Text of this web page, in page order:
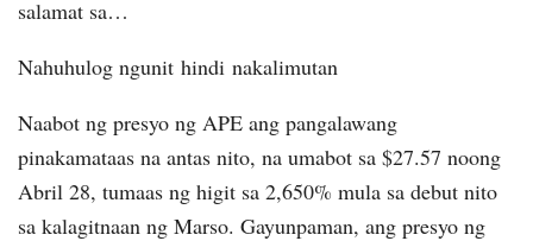
salamat sa…
Nahuhulog ngunit hindi nakalimutan
Naabot ng presyo ng APE ang pangalawang
pinakamataas na antas nito, na umabot sa $27.57 noong
Abril 28, tumaas ng higit sa 2,650% mula sa debut nito
sa kalagitnaan ng Marso. Gayunpaman, ang presyo ng